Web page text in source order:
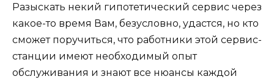
Разыскать некий гипотетический сервис через
какое-то время Вам, безусловно, удастся, но кто
сможет поручиться, что работники этой сервис-
станции имеют необходимый опыт
обслуживания и знают все нюансы каждой